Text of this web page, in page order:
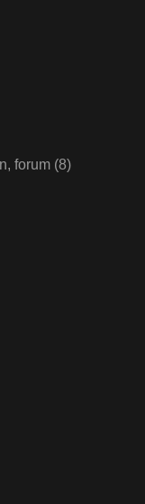
forum (8)